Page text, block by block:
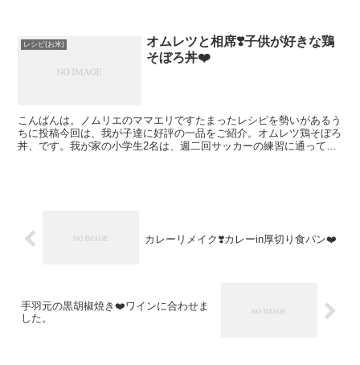
レシピ(お米)
オムレツと相席❣️子供が好きな鶏
そぼろ丼❤️
こんばんは。ノムリエのママエリですたまったレシピを勢いがあるう
ちに投稿今回は、我が子達に好評の一品をご紹介。オムレツ鶏そぼろ
丼、です。我が家の小学生2名は、週二回サッカーの練習に通ってお
カレーリメイク❣️カレーin厚切り食パン❤️
手羽元の黒胡椒焼き❤️ワインに合わせま
した。